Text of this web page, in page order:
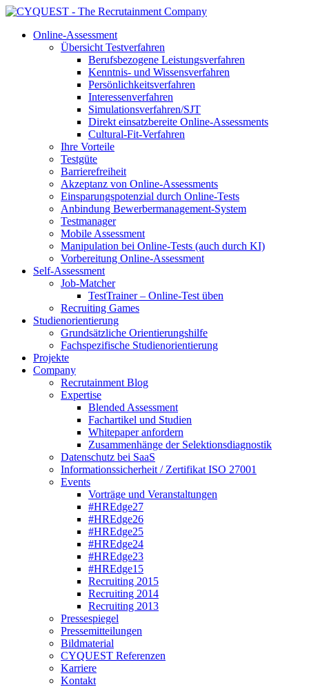
Online-Assessment
Übersicht Testverfahren
Berufsbezogene Leistungsverfahren
Kenntnis- und Wissensverfahren
Persönlichkeitsverfahren
Interessenverfahren
Simulationsverfahren/SJT
Direkt einsatzbereite Online-Assessments
Cultural-Fit-Verfahren
Ihre Vorteile
Testgüte
Barrierefreiheit
Akzeptanz von Online-Assessments
Einsparungspotenzial durch Online-Tests
Anbindung Bewerbermanagement-System
Testmanager
Mobile Assessment
Manipulation bei Online-Tests (auch durch KI)
Vorbereitung Online-Assessment
Self-Assessment
Job-Matcher
TestTrainer – Online-Test üben
Recruiting Games
Studienorientierung
Grundsätzliche Orientierungshilfe
Fachspezifische Studienorientierung
Projekte
Company
Recrutainment Blog
Expertise
Blended Assessment
Fachartikel und Studien
Whitepaper anfordern
Zusammenhänge der Selektionsdiagnostik
Datenschutz bei SaaS
Informationssicherheit / Zertifikat ISO 27001
Events
Vorträge und Veranstaltungen
#HREdge27
#HREdge26
#HREdge25
#HREdge24
#HREdge23
#HREdge15
Recruiting 2015
Recruiting 2014
Recruiting 2013
Pressespiegel
Pressemitteilungen
Bildmaterial
CYQUEST Referenzen
Karriere
Kontakt